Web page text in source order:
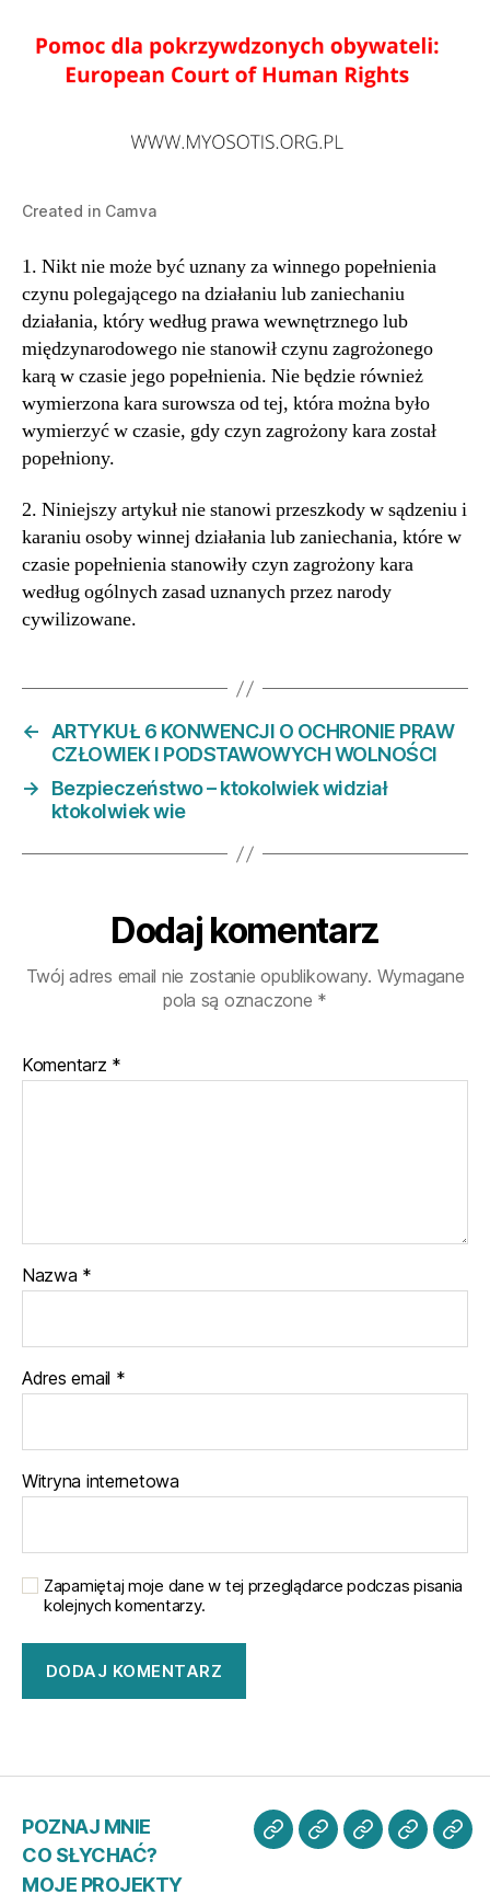
Created in Camva
1. Nikt nie może być uznany za winnego popełnienia
czynu polegającego na działaniu lub zaniechaniu
działania, który według prawa wewnętrznego lub
międzynarodowego nie stanowił czynu zagrożonego
karą w czasie jego popełnienia. Nie będzie również
wymierzona kara surowsza od tej, która można było
wymierzyć w czasie, gdy czyn zagrożony kara został
popełniony.
2. Niniejszy artykuł nie stanowi przeszkody w sądzeniu i
karaniu osoby winnej działania lub zaniechania, które w
czasie popełnienia stanowiły czyn zagrożony kara
według ogólnych zasad uznanych przez narody
cywilizowane.
←
ARTYKUŁ 6 KONWENCJI O OCHRONIE PRAW
CZŁOWIEK I PODSTAWOWYCH WOLNOŚCI
→
Bezpieczeństwo – ktokolwiek widział
ktokolwiek wie
Dodaj komentarz
Twój adres email nie zostanie opublikowany. Wymagane
pola są oznaczone *
Komentarz *
Nazwa *
Adres email *
Witryna internetowa
Zapamiętaj moje dane w tej przeglądarce podczas pisania
kolejnych komentarzy.
POZNAJ MNIE
CO SŁYCHAĆ?
MOJE PROJEKTY
POZNAJ
CO
MOJE